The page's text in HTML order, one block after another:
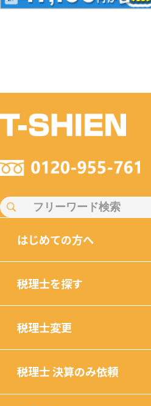
はじめての方へ
税理士を探す
税理士変更
税理士 決算のみ依頼